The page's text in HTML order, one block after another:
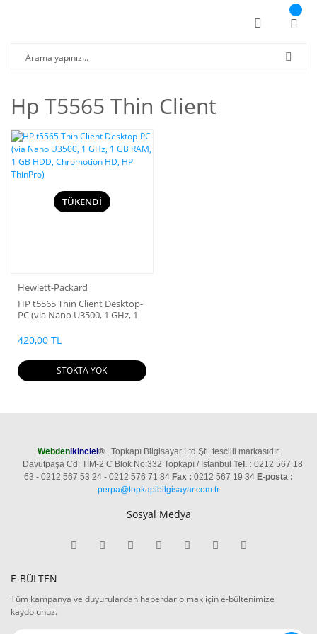
Hp T5565 Thin Client
TÜKENDİ
Hewlett-Packard
HP t5565 Thin Client Desktop-
PC (via Nano U3500, 1 GHz, 1
Chromotion HD, HP ThinPro)
420,00 TL
STOKTA YOK
Webdenikinciel®, Topkapı Bilgisayar Ltd.Şti. tescilli markasıdır.
Davutpaşa Cd. TİM-2 C Blok No:332 Topkapı / Istanbul Tel. : 0212 567 18
63 - 0212 567 53 24 - 0212 576 71 84 Fax : 0212 567 19 34 E-posta :
perpa@topkapibilgisayar.com.tr
Sosyal Medya
E-BÜLTEN
Tüm kampanya ve duyurulardan haberdar olmak için e-bültenimize
kaydolunuz.